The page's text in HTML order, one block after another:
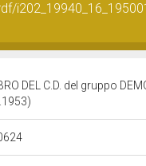
DEL C.D. del gruppo